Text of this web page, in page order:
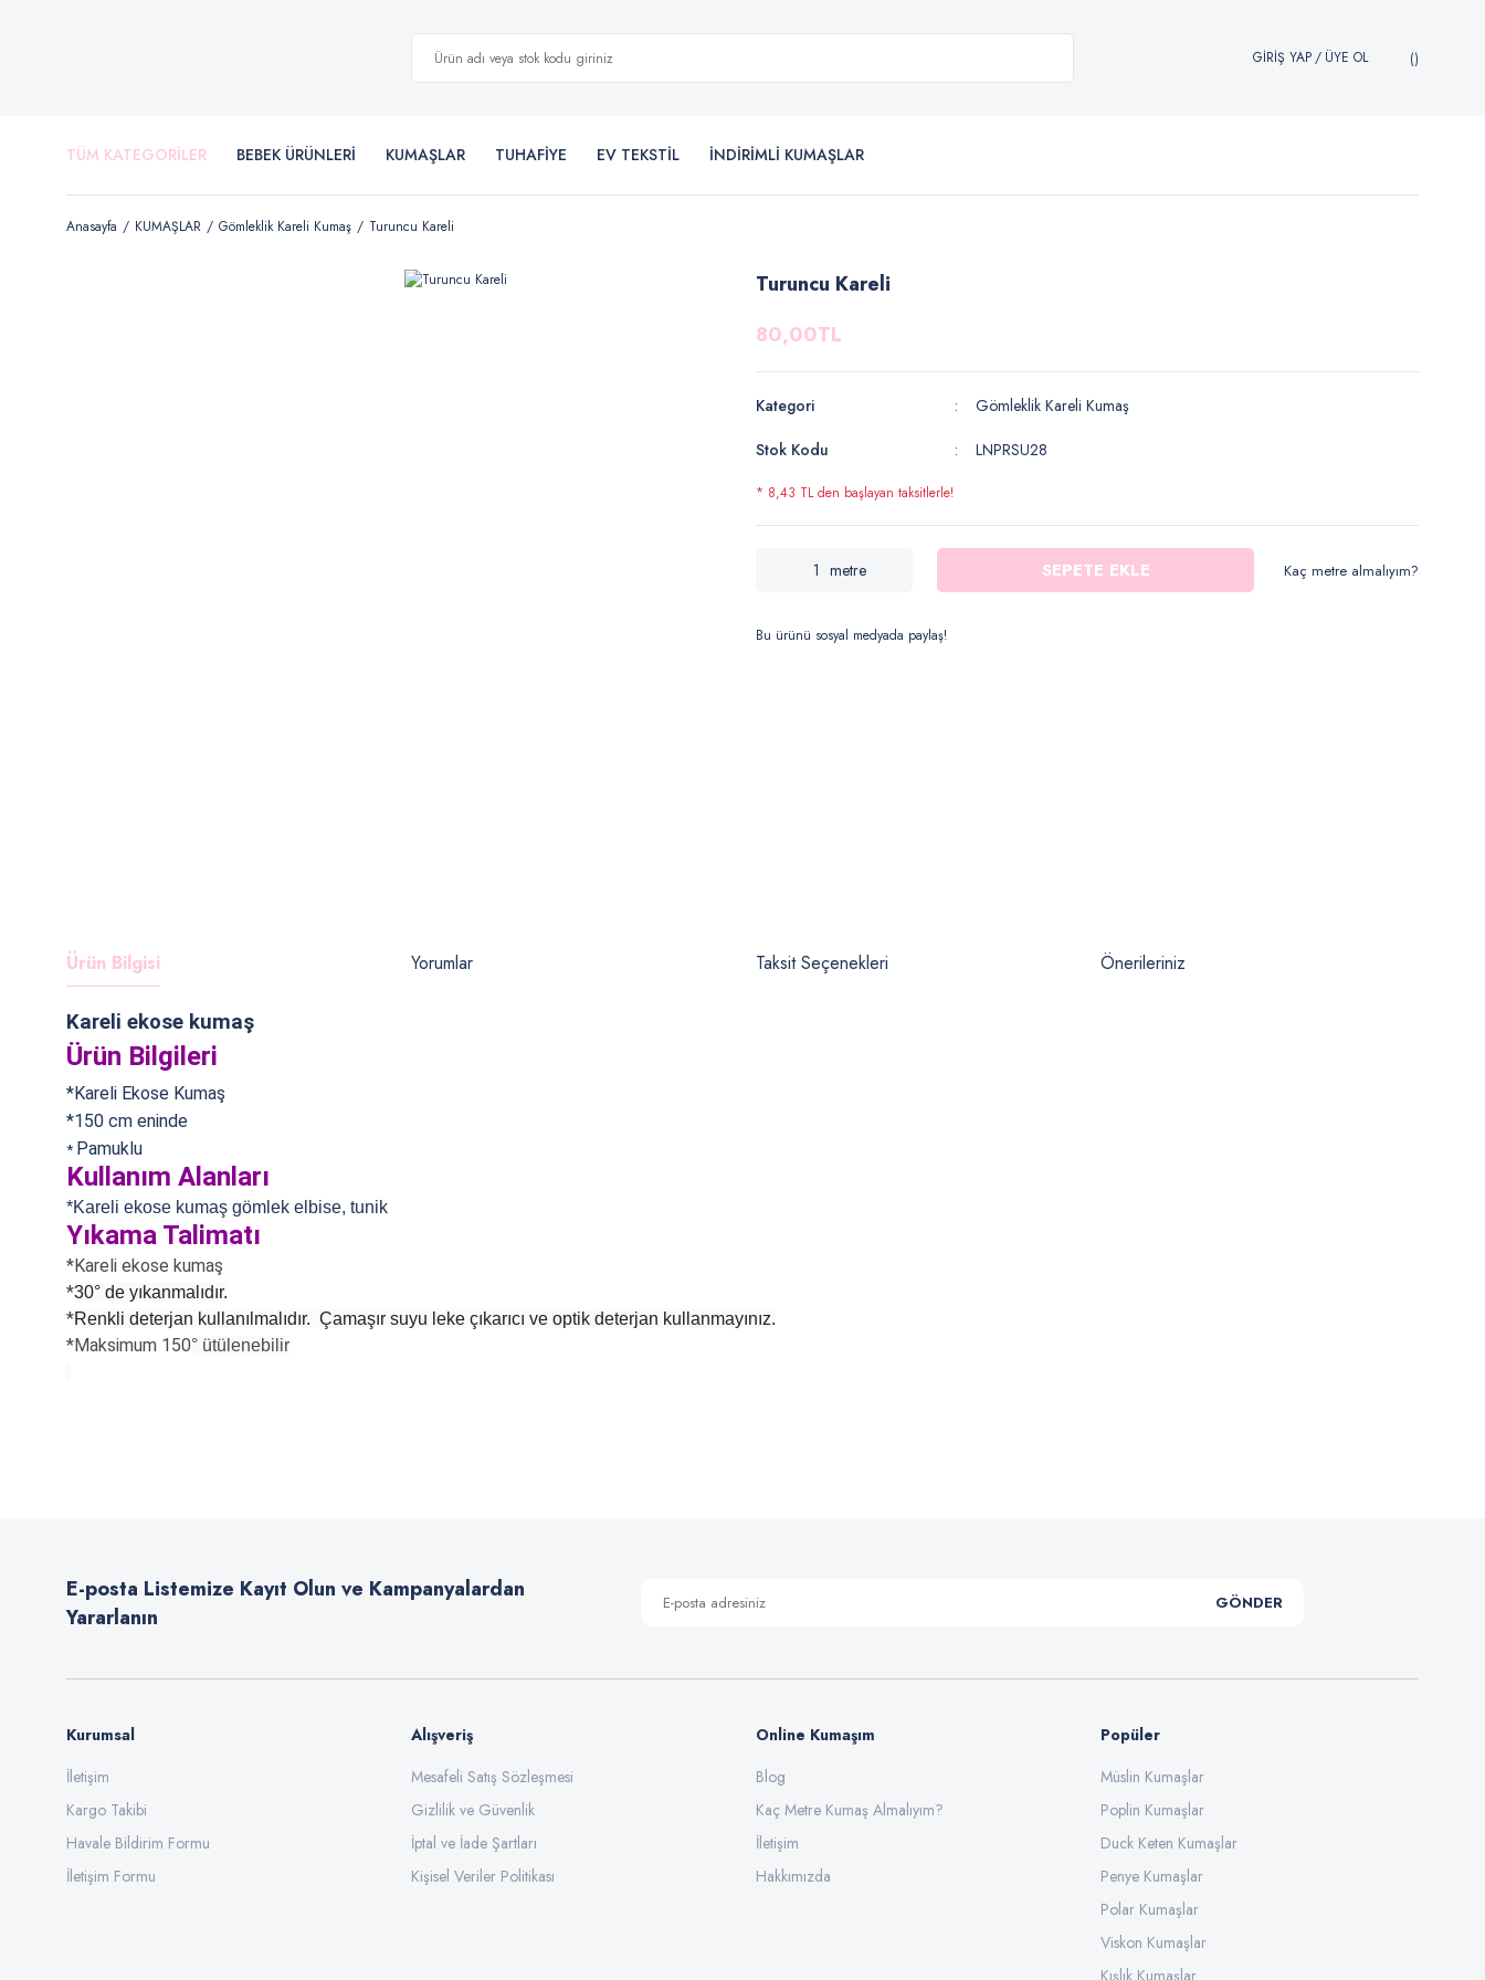
GİRİŞ YAP/ ÜYE OL
TÜM KATEGORİLER BEBEK ÜRÜNLERİ KUMAŞLAR TUHAFİYE EV TEKSTİL İNDİRİMLİ KUMAŞLAR
Anasayfa KUMAŞLAR Gömleklik Kareli Kumaş Turuncu Kareli
Turuncu Kareli
80,00TL
Kategori
Gömleklik Kareli Kumaş
Stok Kodu
LNPRSU28
* 8,43 TL den başlayan taksitlerle!
metre SEPETE EKLE Kaç metre almalıyım?
Bu ürünü sosyal medyada paylaş!
Ürün Bilgisi Yorumlar Taksit Seçenekleri Önerileriniz
Kareli ekose kumaş
Ürün Bilgileri
*Kareli Ekose Kumaş
*150 cm eninde
* Pamuklu
Kullanım Alanları
*Kareli ekose kumaş gömlek elbise, tunik
Yıkama Talimatı
*Kareli ekose kumaş
*30° de yıkanmalıdır.
*Renkli deterjan kullanılmalıdır. Çamaşır suyu leke çıkarıcı ve optik deterjan kullanmayınız.
*Maksimum 150° ütülenebilir
Ürün bilgilerinde hatalar bulunuyor.
Ürün fiyatı diğer sitelerden daha pahalı.
Gönder
E-posta Listemize Kayıt Olun ve Kampanyalardan
Yararlanın
GÖNDER
Kurumsal
İletişim
Kargo Takibi
Havale Bildirim Formu
İletişim Formu
Alışveriş
Mesafeli Satış Sözleşmesi
Gizlilik ve Güvenlik
İptal ve İade Şartları
Kişisel Veriler Politikası
Online Kumaşım
Blog
Kaç Metre Kumaş Almalıyım?
İletişim
Hakkımızda
Popüler
Müslin Kumaşlar
Poplin Kumaşlar
Duck Keten Kumaşlar
Penye Kumaşlar
Polar Kumaşlar
Viskon Kumaşlar
Kışlık Kumaşlar